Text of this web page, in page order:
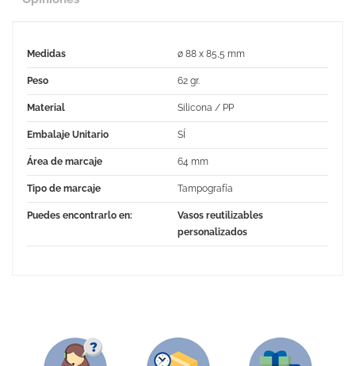
Medidas ø 88 x 85,5 mm
Peso 62 gr.
Material Silicona / PP
Embalaje Unitario SÍ
Área de marcaje 64 mm
Tipo de marcaje Tampografía
Puedes encontrarlo en:
Vasos reutilizables
personalizados